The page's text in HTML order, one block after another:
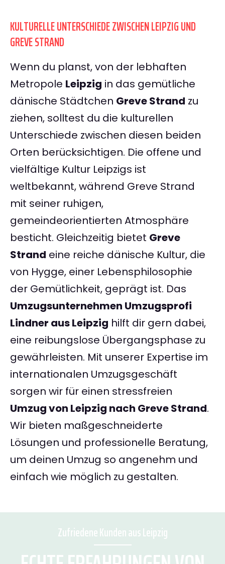
KULTURELLE UNTERSCHIEDE ZWISCHEN LEIPZIG UND
GREVE STRAND
Wenn du planst, von der lebhaften
Metropole Leipzig in das gemütliche
dänische Städtchen Greve Strand zu
ziehen, solltest du die kulturellen
Unterschiede zwischen diesen beiden
Orten berücksichtigen. Die offene und
vielfältige Kultur Leipzigs ist
weltbekannt, während Greve Strand
mit seiner ruhigen,
gemeindeorientierten Atmosphäre
besticht. Gleichzeitig bietet Greve
Strand eine reiche dänische Kultur, die
von Hygge, einer Lebensphilosophie
der Gemütlichkeit, geprägt ist. Das
Umzugsunternehmen Umzugsprofi
Lindner aus Leipzig hilft dir gern dabei,
eine reibungslose Übergangsphase zu
gewährleisten. Mit unserer Expertise im
internationalen Umzugsgeschäft
sorgen wir für einen stressfreien
Umzug von Leipzig nach Greve Strand.
Wir bieten maßgeschneiderte
Lösungen und professionelle Beratung,
um deinen Umzug so angenehm und
einfach wie möglich zu gestalten.
Zufriedene Kunden aus Leipzig